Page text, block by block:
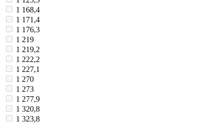
1 168,4
1 171,4
1 176,3
1 219
1 219,2
1 222,2
1 227,1
1 270
1 273
1 277,9
1 320,8
1 323,8